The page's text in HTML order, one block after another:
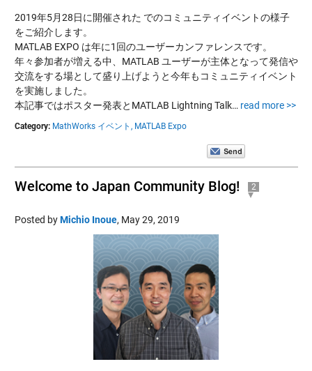
2019年5月28日に開催された でのコミュニティイベントの様子
をご紹介します。
MATLAB EXPO は年に1回のユーザーカンファレンスです。
年々参加者が増える中、MATLAB ユーザーが主体となって発信や
交流をする場として盛り上げようと今年もコミュニティイベント
を実施しました。
本記事ではポスター発表とMATLAB Lightning Talk… read more >>
Category: MathWorks イベント, MATLAB Expo
Welcome to Japan Community Blog! 2
Posted byMichio Inoue, May 29, 2019